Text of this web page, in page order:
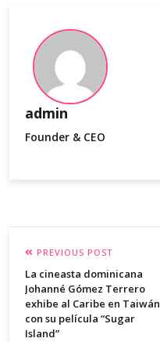
admin
Founder & CEO
PREVIOUS POST
La cineasta dominicana
Johanné Gómez Terrero
exhibe al Caribe en Taiwán
con su película “Sugar
Island”